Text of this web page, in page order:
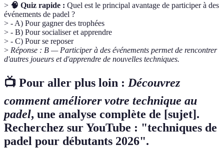
> 🧠 Quiz rapide : Quel est le principal avantage de participer à des
événements de padel ?
> - A) Pour gagner des trophées
> - B) Pour socialiser et apprendre
> - C) Pour se reposer
> Réponse : B — Participer à des événements permet de rencontrer
d'autres joueurs et d'apprendre de nouvelles techniques.
📺 Pour aller plus loin : Découvrez
comment améliorer votre technique au
padel, une analyse complète de [sujet].
Recherchez sur YouTube : "techniques de
padel pour débutants 2026".